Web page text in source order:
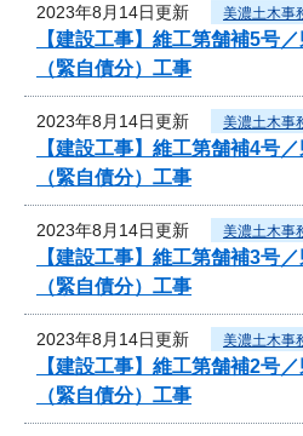
2023年8月14日更新 美濃土木事
【建設工事】維工第舗補5号
（緊自債分）工事
2023年8月14日更新 美濃土木事
【建設工事】維工第舗補4号
（緊自債分）工事
2023年8月14日更新 美濃土木事
【建設工事】維工第舗補3号
（緊自債分）工事
2023年8月14日更新 美濃土木事
【建設工事】維工第舗補2号
（緊自債分）工事